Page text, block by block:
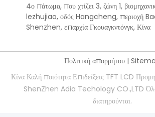
4ο πάτωμα, που χτίζει 3, ζώνη 1,
lezhujiao, οδός Hangcheng, περιοχή
Shenzhen, επαρχία Γκουαγκντόνγκ, Κίνα
Πολιτική απορρήτου |
Κίνα Καλή ποιότητα Επιδείξεις TFT LCD
ShenZhen Adia Techology CO.,LTD Όλα
διατηρούνται.